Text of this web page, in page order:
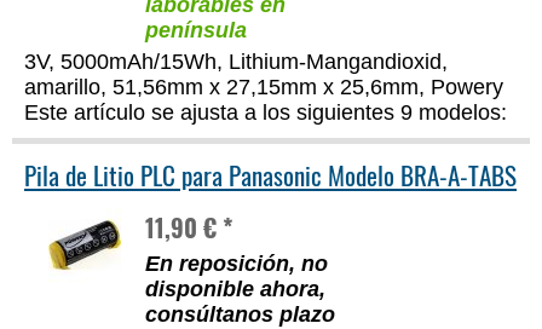
laborables en
península
3V, 5000mAh/15Wh, Lithium-Mangandioxid,
amarillo, 51,56mm x 27,15mm x 25,6mm, Powery
Este artículo se ajusta a los siguientes 9 modelos:
Pila de Litio PLC para Panasonic Modelo BRA-A-TABS
11,90 € *
En reposición, no
disponible ahora,
consúltanos plazo